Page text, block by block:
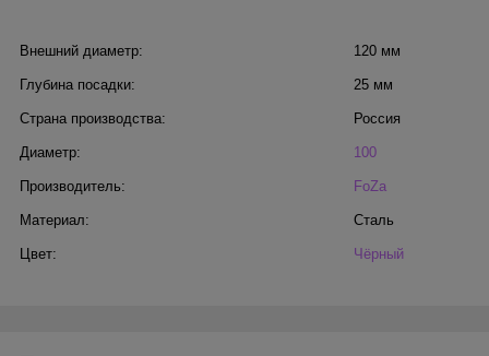
Внешний диаметр: 120 мм
Глубина посадки: 25 мм
Страна производства: Россия
Диаметр: 100
Производитель: FoZa
Материал: Сталь
Цвет: Чёрный